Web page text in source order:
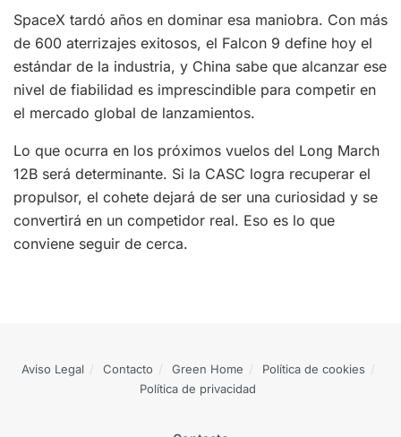
SpaceX tardó años en dominar esa maniobra. Con más
de 600 aterrizajes exitosos, el Falcon 9 define hoy el
estándar de la industria, y China sabe que alcanzar ese
nivel de fiabilidad es imprescindible para competir en
el mercado global de lanzamientos.
Lo que ocurra en los próximos vuelos del Long March
12B será determinante. Si la CASC logra recuperar el
propulsor, el cohete dejará de ser una curiosidad y se
convertirá en un competidor real. Eso es lo que
conviene seguir de cerca.
Aviso Legal Contacto Green Home
Política de cookies
Política de privacidad